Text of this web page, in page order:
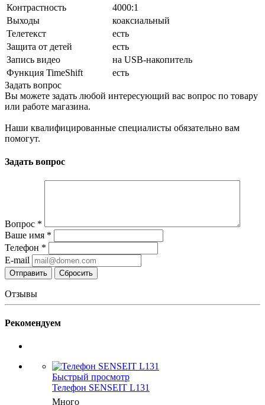
Контрастность
4000:1
Выходы
коаксиальный
Телетекст
есть
Защита от детей
есть
Запись видео
на USB-накопитель
Функция TimeShift
есть
Задать вопрос
Вы можете задать любой интересующий вас вопрос по товару
или работе магазина.
Наши квалифицированные специалисты обязательно вам
помогут.
Задать вопрос
Вопрос *
Ваше имя *
Телефон *
E-mail
Сбросить
Отзывы
Рекомендуем
Быстрый просмотр
Телефон SENSEIT L131
Много